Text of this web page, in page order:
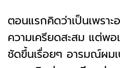
ตอนแรกคิดว่าเป็นเพราะ
ความเครียดสะสม แต่พอ
ชัดขึ้นเรื่อยๆ อารมณ์ผม